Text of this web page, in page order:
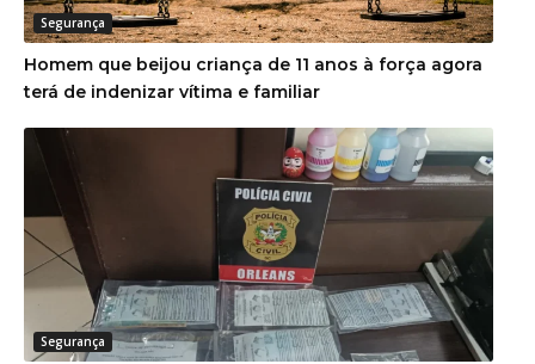
Segurança
Homem que beijou criança de 11 anos à força agora
terá de indenizar vítima e familiar
Segurança